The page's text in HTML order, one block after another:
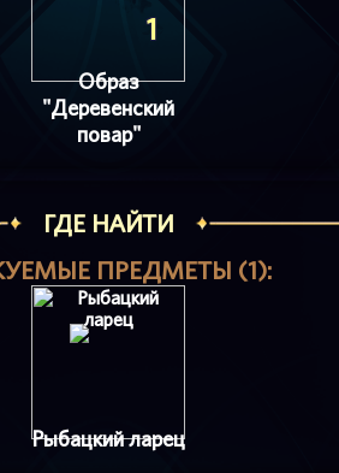
1
Образ
"Деревенский
повар"
ГДЕ НАЙТИ
ПРЕДМЕТЫ (1):
Рыбацкий ларец